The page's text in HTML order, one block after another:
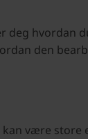
deg hvordan
den
være store